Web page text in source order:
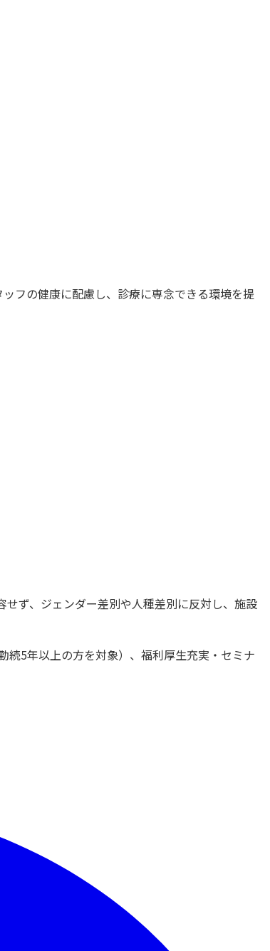
フの健康に配慮し、診療に専念できる環境を提
ず、ジェンダー差別や人種差別に反対し、施設
続5年以上の方を対象）、福利厚生充実・セミナ